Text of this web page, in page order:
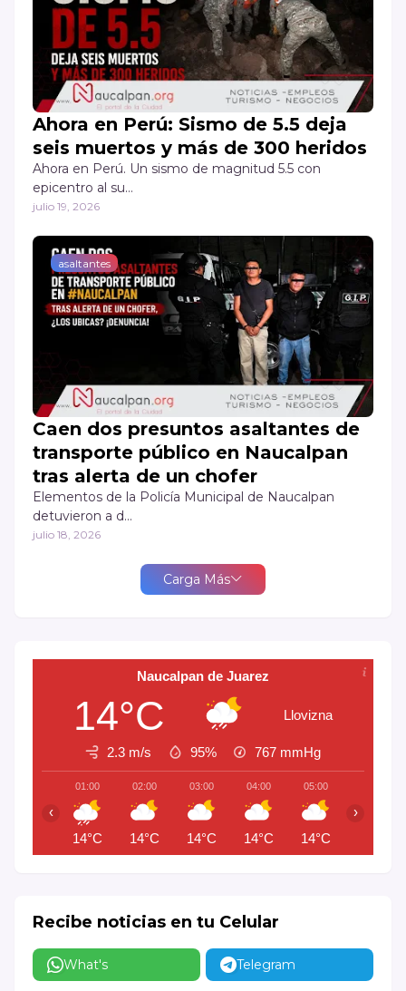
Ahora en Perú: Sismo de 5.5 deja
seis muertos y más de 300 heridos
Ahora en Perú. Un sismo de magnitud 5.5 con
epicentro al su…
julio 19, 2026
asaltantes
Caen dos presuntos asaltantes de
transporte público en Naucalpan
tras alerta de un chofer
Elementos de la Policía Municipal de Naucalpan
detuvieron a d…
julio 18, 2026
Carga Más
Naucalpan de Juarez
14°C Llovizna
2.3 m/s 95% 767 mmHg
01:00
14°C
02:00
14°C
03:00
14°C
04:00
14°C
05:00
14°C
‹ ›
Recibe noticias en tu Celular
What's Telegram